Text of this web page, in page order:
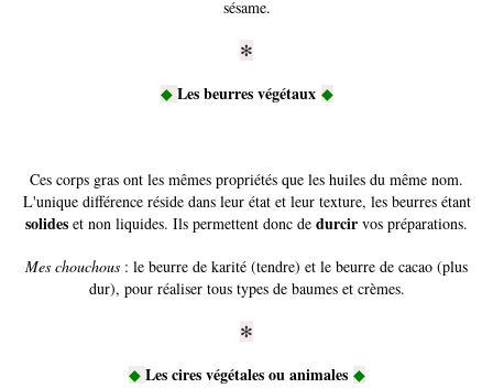
sésame.
✻
◆ Les beurres végétaux ◆
Ces corps gras ont les mêmes propriétés que les huiles du même nom.
L'unique différence réside dans leur état et leur texture, les beurres étant
solides et non liquides. Ils permettent donc de durcir vos préparations.
Mes chouchous : le beurre de karité (tendre) et le beurre de cacao (plus
dur), pour réaliser tous types de baumes et crèmes.
✻
◆ Les cires végétales ou animales ◆